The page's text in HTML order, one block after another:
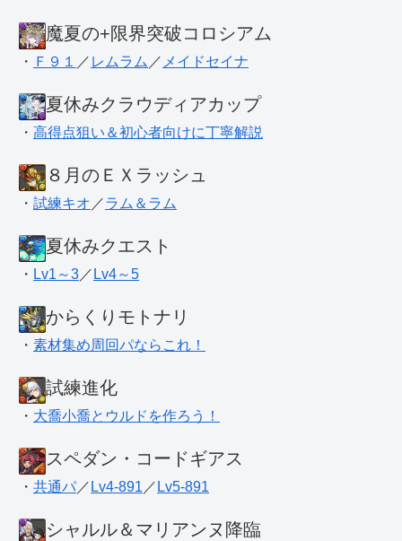
魔夏の+限界突破コロシアム
・ Ｆ９１ ／ レムラム ／ メイドセイナ
夏休みクラウディアカップ
・ 高得点狙い＆初心者向けに丁寧解説
８月のＥＸラッシュ
・ 試練キオ ／ラム＆ラム
夏休みクエスト
・ Lv1～3 ／ Lv4～5
からくりモトナリ
・ 素材集め周回パならこれ！
試練進化
・ 大喬小喬とウルドを作ろう！
スペダン・コードギアス
・ 共通パ ／ Lv4-891 ／ Lv5-891
シャルル＆マリアンヌ降臨